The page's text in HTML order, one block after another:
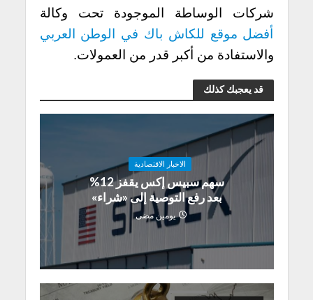
شركات الوساطة الموجودة تحت وكالة
أفضل موقع للكاش باك في الوطن العربي
والاستفادة من أكبر قدر من العمولات.
قد يعجبك كذلك
الاخبار الاقتصادية
سهم سبيس إكس يقفز 12%
بعد رفع التوصية إلى «شراء»
يومين مضى